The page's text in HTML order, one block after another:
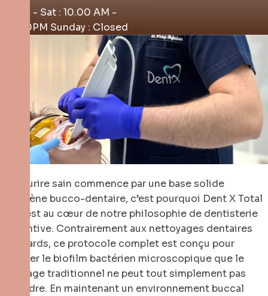
Mon - Sat : 10.00 AM -
4.00PM Sunday : Closed
Un sourire sain commence par une base solide
d’hygiène bucco-dentaire, c’est pourquoi Dent X Total
Care est au cœur de notre philosophie de dentisterie
préventive. Contrairement aux nettoyages dentaires
standards, ce protocole complet est conçu pour
éliminer le biofilm bactérien microscopique que le
brossage traditionnel ne peut tout simplement pas
atteindre. En maintenant un environnement buccal